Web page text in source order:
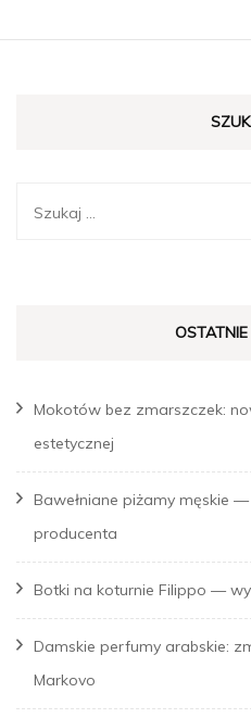
Szukaj:
Mokotów bez zmarszczek:
estetycznej
Bawełniane piżamy męskie
producenta
Botki na koturnie Filippo —
Damskie perfumy arabskie:
Markovo